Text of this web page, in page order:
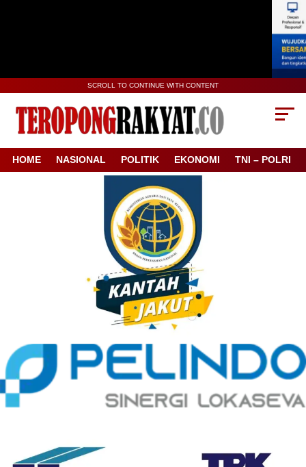
SCROLL TO CONTINUE WITH CONTENT
HOME NASIONAL POLITIK EKONOMI TNI – POLRI